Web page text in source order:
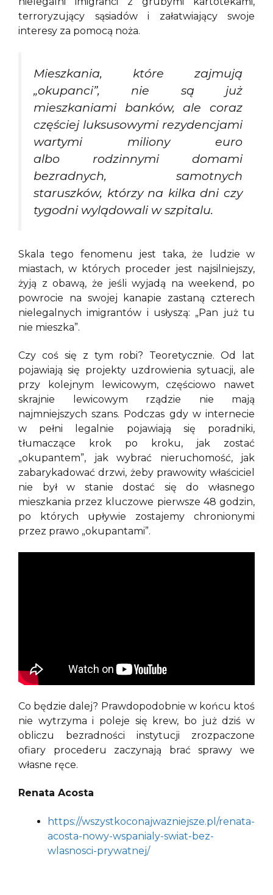
terroryzujący sąsiadów i załatwiający swoje
interesy za pomocą noża.
Mieszkania, które zajmują
„okupanci”, nie są już
mieszkaniami banków, ale coraz
częściej luksusowymi rezydencjami
wartymi miliony euro
albo rodzinnymi domami
bezradnych, samotnych
staruszków, którzy na kilka dni czy
tygodni wylądowali w szpitalu.
Skala tego fenomenu jest taka, że ludzie w
miastach, w których proceder jest najsilniejszy,
żyją z obawą, że jeśli wyjadą na weekend, po
powrocie na swojej kanapie zastaną czterech
nielegalnych imigrantów i usłyszą: „Pan już tu
nie mieszka”.
Czy coś się z tym robi? Teoretycznie. Od lat
pojawiają się projekty uzdrowienia sytuacji, ale
przy kolejnym lewicowym, częściowo nawet
skrajnie lewicowym rządzie nie mają
najmniejszych szans. Podczas gdy w internecie
w pełni legalnie pojawiają się poradniki,
tłumaczące krok po kroku, jak zostać
„okupantem”, jak wybrać nieruchomość, jak
zabarykadować drzwi, żeby prawowity właściciel
nie był w stanie dostać się do własnego
mieszkania przez kluczowe pierwsze 48 godzin,
po których upływie zostajemy chronionymi
przez prawo „okupantami”.
Co będzie dalej? Prawdopodobnie w końcu ktoś
nie wytrzyma i poleje się krew, bo już dziś w
obliczu bezradności instytucji zrozpaczone
ofiary procederu zaczynają brać sprawy we
własne ręce.
Renata Acosta
https://wszystkoconajwazniejsze.pl/renata-
acosta-nowy-wspanialy-swiat-bez-
wlasnosci-prywatnej/